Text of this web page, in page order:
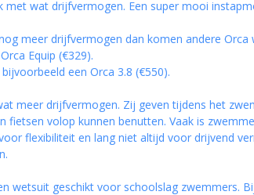
met wat drijfvermogen. Een super mooi
meer drijfvermogen dan komen andere Orca
Orca Equip (€329).
een Orca 3.8 (€550).
meer drijfvermogen. Zij geven tijdens het
fietsen volop kunnen benutten. Vaak is
flexibiliteit en lang niet altijd voor drijvend
wetsuit geschikt voor schoolslag zwemmers.